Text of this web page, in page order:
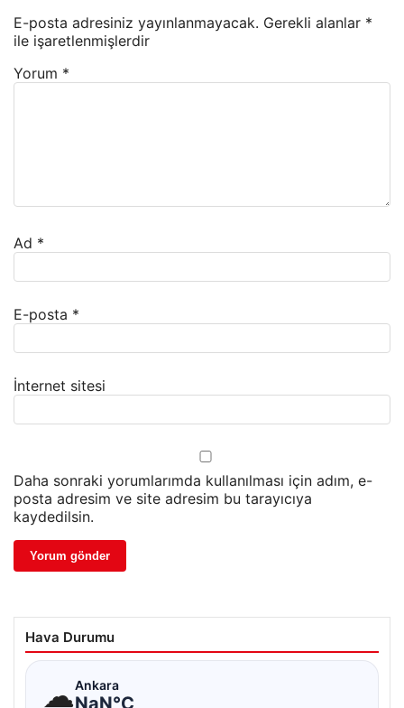
E-posta adresiniz yayınlanmayacak. Gerekli alanlar *
ile işaretlenmişlerdir
Yorum *
Ad *
E-posta *
İnternet sitesi
Daha sonraki yorumlarımda kullanılması için adım, e-
posta adresim ve site adresim bu tarayıcıya
kaydedilsin.
Hava Durumu
☁Ankara
NaN°C